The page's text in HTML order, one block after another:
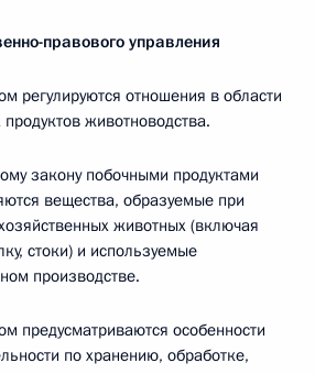
правового управления
регулируются отношения в области
животноводства.
закону побочными продуктами
вещества, образуемые при
животных (включая
стоки) и используемые
производстве.
предусматриваются особенности
по хранению, обработке,